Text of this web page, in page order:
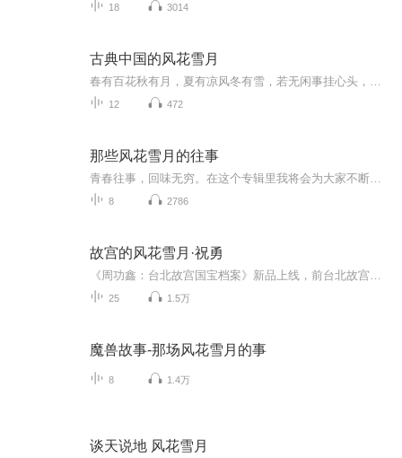
18 3014
古典中国的风花雪月
12 472
那些风花雪月的往事
8 2786
故宫的风花雪月·祝勇
25 1.5万
魔兽故事-那场风花雪月的事
8 1.4万
谈天说地 风花雪月